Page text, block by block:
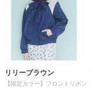
リリーブラウン
【限定カラー】フロントリボン